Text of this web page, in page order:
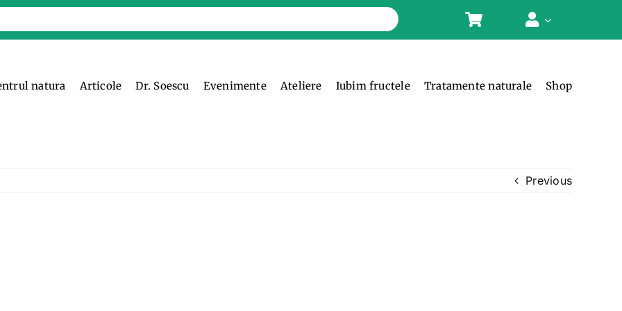
natura Articole Dr. Soescu Evenimente Ateliere Iubim fructele Tratamente naturale Shop
Previous